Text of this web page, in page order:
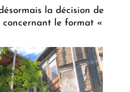
la décision de
concernant le format «